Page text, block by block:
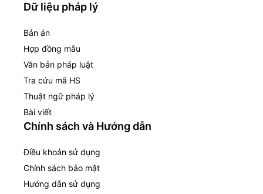
Dữ liệu pháp lý
Bản án
Hợp đồng mẫu
Văn bản pháp luật
Tra cứu mã HS
Thuật ngữ pháp lý
Bài viết
Chính sách và Hướng dẫn
Điều khoản sử dụng
Chính sách bảo mật
Hướng dẫn sử dụng